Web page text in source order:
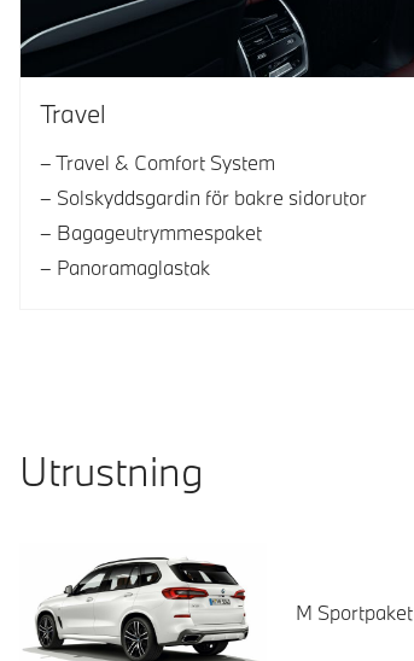
Travel
Travel & Comfort System
Solskyddsgardin för bakre sidorutor
Bagageutrymmespaket
Panoramaglastak
Utrustning
M Sportpaket